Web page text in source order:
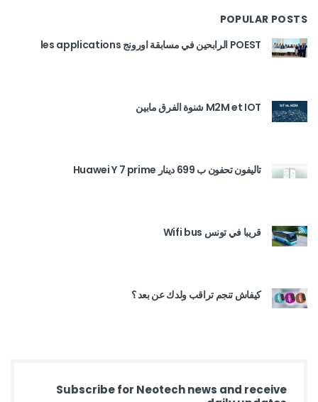
POPULAR POSTS
POEST الرابحين في مسابقة اورونج les applications
M2M et IOT شنوة الفرق مابين
تاليفون تحفون ب 699 دينار Huawei Y 7 prime
قريبا في تونس Wifi bus
كيفاش تنجم تراقب ولدك عن بعد ؟
Subscribe for Neotech news and receive